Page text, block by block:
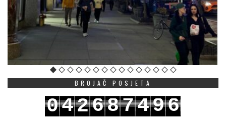
BROJAČ POSJETA
042687496